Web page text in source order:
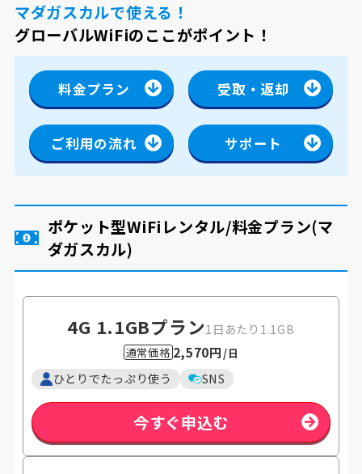
マダガスカルで使える！
グローバルWiFiのここがポイント！
料金プラン 受取・返却
ご利用の流れ サポート
ポケット型WiFiレンタル/料金プラン(マ
ダガスカル)
4G 1.1GBプラン1日あたり1.1GB
通常価格2,570円 /日
ひとりでたっぷり使う SNS
今すぐ申込む